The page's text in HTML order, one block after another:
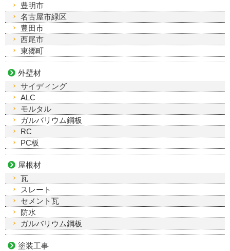
豊明市
名古屋市緑区
豊田市
西尾市
東郷町
外壁材
サイディング
ALC
モルタル
ガルバリウム鋼板
RC
PC板
屋根材
瓦
スレート
セメント瓦
防水
ガルバリウム鋼板
塗装工事